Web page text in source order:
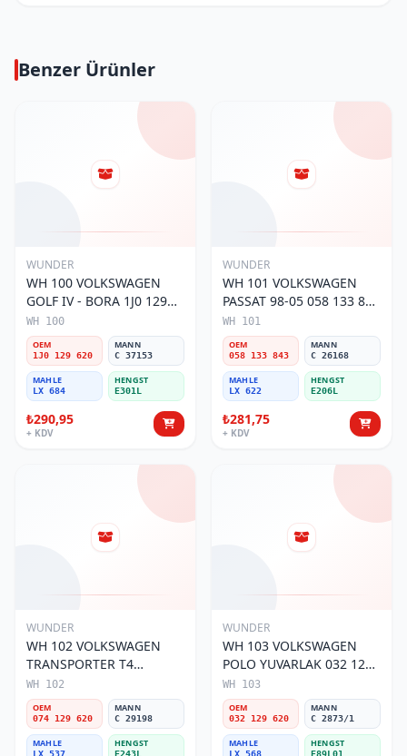
Benzer Ürünler
WUNDER
WH 100 VOLKSWAGEN
GOLF IV - BORA 1J0 129
620 Hava Filtresi
WH 100
OEM
1J0 129 620
MANN
C 37153
MAHLE
LX 684
HENGST
E301L
₺290,95
+ KDV
WUNDER
WH 101 VOLKSWAGEN
PASSAT 98-05 058 133 843
Hava Filtresi
WH 101
OEM
058 133 843
MANN
C 26168
MAHLE
LX 622
HENGST
E206L
₺281,75
+ KDV
WUNDER
WH 102 VOLKSWAGEN
TRANSPORTER T4
(SÜNGERSiZ) 074 129 620
Hava Filtresi
WH 102
OEM
074 129 620
MANN
C 29198
MAHLE
LX 537
HENGST
E243L
WUNDER
WH 103 VOLKSWAGEN
POLO YUVARLAK 032 129
620 Hava Filtresi
WH 103
OEM
032 129 620
MANN
C 2873/1
MAHLE
LX 568
HENGST
E89L01